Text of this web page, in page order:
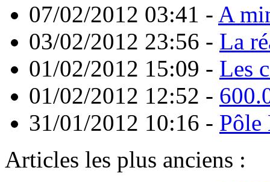
07/02/2012 03:41 - A
03/02/2012 23:56 - La
01/02/2012 15:09 - Les
01/02/2012 12:52 -
31/01/2012 10:16 - Pôle
Articles les plus anciens :